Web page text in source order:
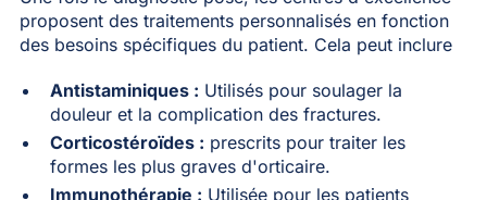
proposent des traitements personnalisés en fonction
des besoins spécifiques du patient. Cela peut inclure
Antistaminiques : Utilisés pour soulager la
douleur et la complication des fractures.
Corticostéroïdes : prescrits pour traiter les
formes les plus graves d'orticaire.
Immunothérapie : Utilisée pour les patients